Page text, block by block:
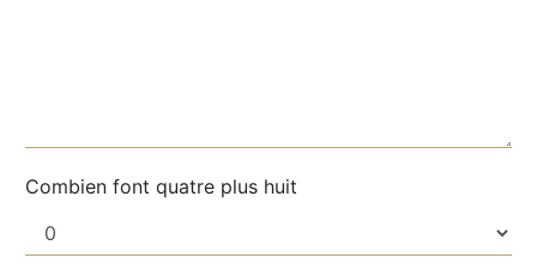
Combien font quatre plus huit